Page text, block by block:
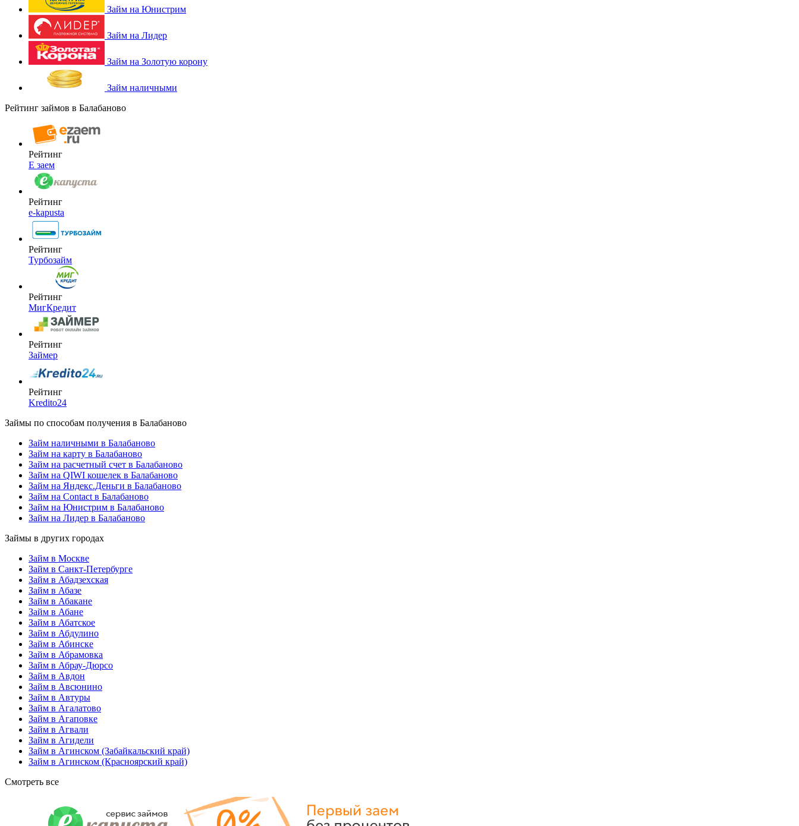
Займ на Юнистрим
Займ на Лидер
Займ на Золотую корону
Займ наличными
Рейтинг займов в Балабаново
Рейтинг
Е заем
Рейтинг
e-kapusta
Рейтинг
Турбозайм
Рейтинг
МигКредит
Рейтинг
Займер
Рейтинг
Kredito24
Займы по способам получения в Балабаново
Займ наличными в Балабаново
Займ на карту в Балабаново
Займ на расчетный счет в Балабаново
Займ на QIWI кошелек в Балабаново
Займ на Яндекс.Деньги в Балабаново
Займ на Contact в Балабаново
Займ на Юнистрим в Балабаново
Займ на Лидер в Балабаново
Займы в других городах
Займ в Москве
Займ в Санкт-Петербурге
Займ в Абадзехская
Займ в Абазе
Займ в Абакане
Займ в Абане
Займ в Абатское
Займ в Абдулино
Займ в Абинске
Займ в Абрамовка
Займ в Абрау-Дюрсо
Займ в Авдон
Займ в Авсюнино
Займ в Автуры
Займ в Агалатово
Займ в Агаповке
Займ в Агвали
Займ в Агидели
Займ в Агинском (Забайкальский край)
Займ в Агинском (Красноярский край)
Смотреть все